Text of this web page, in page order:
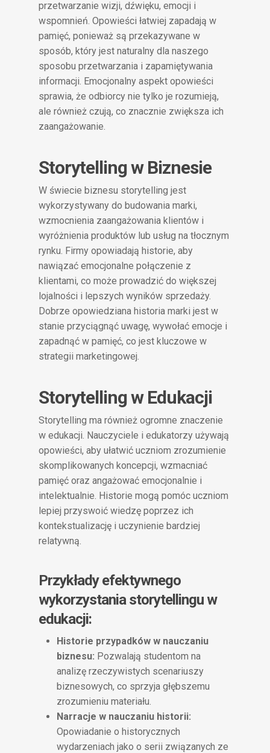
przetwarzanie wizji, dźwięku, emocji i
wspomnień. Opowieści łatwiej zapadają w
pamięć, ponieważ są przekazywane w
sposób, który jest naturalny dla naszego
sposobu przetwarzania i zapamiętywania
informacji. Emocjonalny aspekt opowieści
sprawia, że odbiorcy nie tylko je rozumieją,
ale również czują, co znacznie zwiększa ich
zaangażowanie.
Storytelling w Biznesie
W świecie biznesu storytelling jest
wykorzystywany do budowania marki,
wzmocnienia zaangażowania klientów i
wyróżnienia produktów lub usług na tłocznym
rynku. Firmy opowiadają historie, aby
nawiązać emocjonalne połączenie z
klientami, co może prowadzić do większej
lojalności i lepszych wyników sprzedaży.
Dobrze opowiedziana historia marki jest w
stanie przyciągnąć uwagę, wywołać emocje i
zapadnąć w pamięć, co jest kluczowe w
strategii marketingowej.
Storytelling w Edukacji
Storytelling ma również ogromne znaczenie
w edukacji. Nauczyciele i edukatorzy używają
opowieści, aby ułatwić uczniom zrozumienie
skomplikowanych koncepcji, wzmacniać
pamięć oraz angażować emocjonalnie i
intelektualnie. Historie mogą pomóc uczniom
lepiej przyswoić wiedzę poprzez ich
kontekstualizację i uczynienie bardziej
relatywną.
Przykłady efektywnego
wykorzystania storytellingu w
edukacji:
Historie przypadków w nauczaniu
biznesu: Pozwalają studentom na
analizę rzeczywistych scenariuszy
biznesowych, co sprzyja głębszemu
zrozumieniu materiału.
Narracje w nauczaniu historii:
Opowiadanie o historycznych
wydarzeniach jako o serii związanych ze